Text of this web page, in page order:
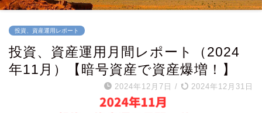
投資、資産運用レポート
投資、資産運用月間レポート（2024
年11月）【暗号資産で資産爆増！】
2024年12月7日 / 2024年12月31日